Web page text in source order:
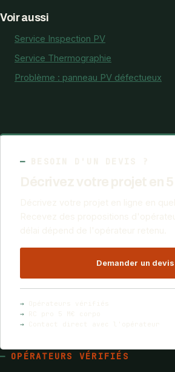
Voir aussi
Service Inspection PV
Service Thermographie
Problème : panneau PV défectueux
Demander un devis
→
→
→
OPÉRATEURS VÉRIFIÉS